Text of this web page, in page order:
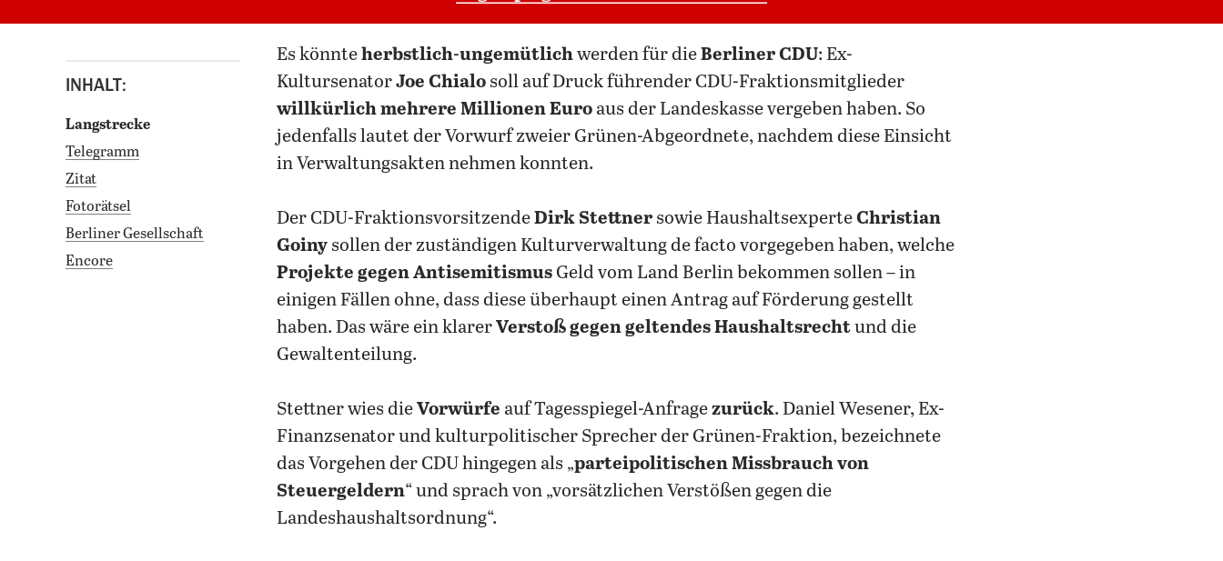
INHALT:
Langstrecke
Telegramm
Zitat
Fotorätsel
Berliner Gesellschaft
Encore
es könnteherbstlich-ungemütlichwerden für dieBerliner CDU: Ex-
KultursenatorJoe Chialo soll auf Druck führender CDU-Fraktionsmitglieder
willkürlich mehrere Millionen Euro aus der Landeskasse vergeben haben. So
jedenfalls lautet der Vorwurf zweier Grünen-Abgeordnete, nachdem diese Einsicht
in Verwaltungsakten nehmen konnten.
Der CDU-FraktionsvorsitzendeDirk Stettner sowie HaushaltsexperteChristian
Goiny sollen der zuständigen Kulturverwaltung de facto vorgegeben haben, welche
Projekte gegen AntisemitismusGeld vom Land Berlin bekommen sollen – in
einigen Fällen ohne, dass diese überhaupt einen Antrag auf Förderung gestellt
haben. Das wäre ein klarerVerstoß gegen geltendes Haushaltsrechtund die
Gewaltenteilung.
Stettner wies dieVorwürfe auf Tagesspiegel-Anfragezurück. Daniel Wesener, Ex-
Finanzsenator und kulturpolitischer Sprecher der Grünen-Fraktion, bezeichnete
das Vorgehen der CDU hingegen als „parteipolitischen Missbrauch von
Steuergeldern“ und sprach von „vorsätzlichen Verstößen gegen die
Landeshaushaltsordnung“.